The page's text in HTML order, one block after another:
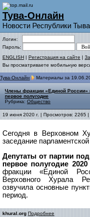
Тува-Онлайн
Новости Республики Тыва
Логин:
Пароль:
ENGLISH | Регистрация на сайте |
Вы просматриваете мобильную
Тува-Онлайн Материалы за
Члены фракции «Единой России»
первое полугодие
Рубрика: Общество
19 июня 2020 г. | Просмотров: 2265
Сегодня в Верховном
заседание
Депутаты от партии
первое полугодие 2020
фракции «Единой
Верховного Хурала
озвучила основные
период.
khural.org Подробнее